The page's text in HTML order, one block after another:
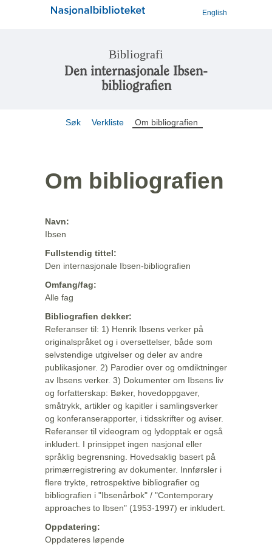
English
Bibliografi
Den internasjonale Ibsen-
bibliografien
Søk Verkliste Om bibliografien
Om bibliografien
Navn:
Ibsen
Fullstendig tittel:
Den internasjonale Ibsen-bibliografien
Omfang/fag:
Alle fag
Bibliografien dekker:
Referanser til: 1) Henrik Ibsens verker på
originalspråket og i oversettelser, både som
selvstendige utgivelser og deler av andre
publikasjoner. 2) Parodier over og omdiktninger
av Ibsens verker. 3) Dokumenter om Ibsens liv
og forfatterskap: Bøker, hovedoppgaver,
småtrykk, artikler og kapitler i samlingsverker
og konferanserapporter, i tidsskrifter og aviser.
Referanser til videogram og lydopptak er også
inkludert. I prinsippet ingen nasjonal eller
språklig begrensning. Hovedsaklig basert på
primærregistrering av dokumenter. Innførsler i
flere trykte, retrospektive bibliografier og
bibliografien i "Ibsenårbok" / "Contemporary
approaches to Ibsen" (1953-1997) er inkludert.
Oppdatering:
Oppdateres løpende